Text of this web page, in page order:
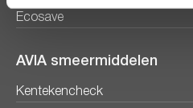
Ecosave
AVIA smeermiddelen
Kentekencheck